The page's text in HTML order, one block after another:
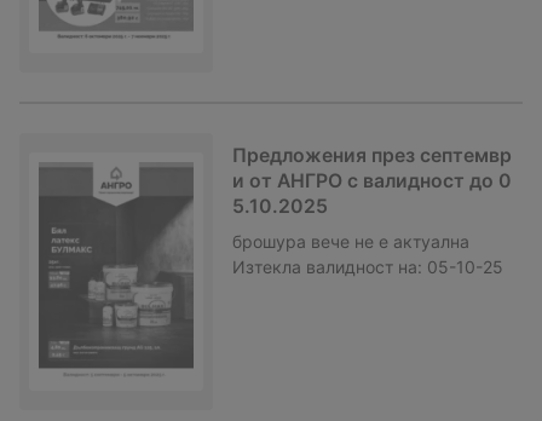
Предложения през септемвр
и от АНГРО с валидност до 0
5.10.2025
брошура вече не е актуална
Изтекла валидност на: 05-10-25